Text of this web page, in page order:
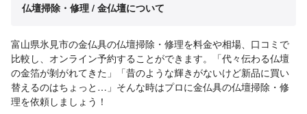
仏壇掃除・修理 / 金仏壇について
富山県氷見市の金仏具の仏壇掃除・修理を料金や相場、口コミで
比較し、オンライン予約することができます。「代々伝わる仏壇
の金箔が剝がれてきた」「昔のような輝きがないけど新品に買い
替えるのはちょっと…」そんな時はプロに金仏具の仏壇掃除・修
理を依頼しましょう！